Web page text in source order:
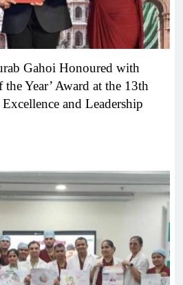
Gahoi Honoured with
Year’ Award at the 13th
and Leadership